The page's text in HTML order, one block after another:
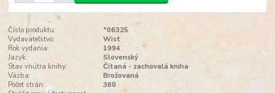
Číslo produktu:
*06325
Vydavateľstvo:
Wist
Rok vydania:
1994
Jazyk:
Slovenský
Stav vnútra knihy:
Čítaná - zachovalá kniha
Väzba:
Brožovaná
Počet strán:
360